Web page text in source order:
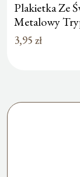
Plakietka Ze
Metalowy
3,95 zł